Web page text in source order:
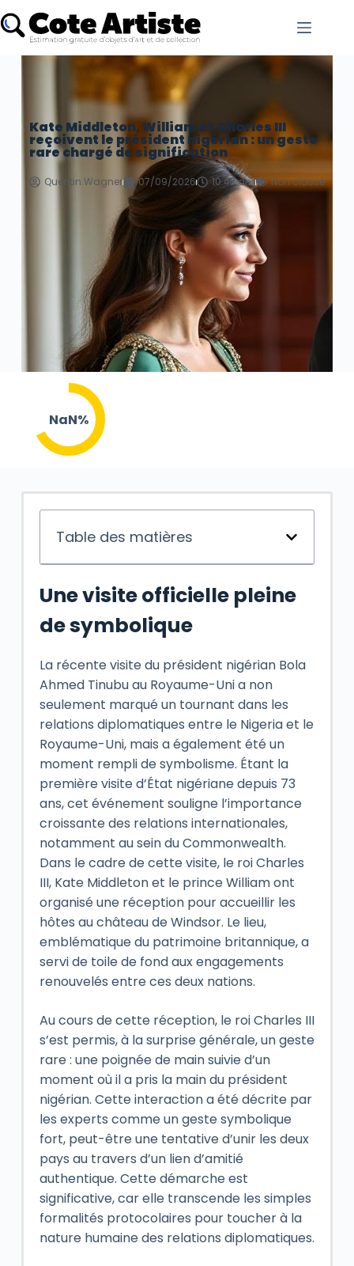
Kate Middleton, William et Charles III
reçoivent le président nigérian : un geste
rare chargé de signification
Quentin.Wagner 07/09/2026 10:43 am Non classé
NaN%
Table des matières
Une visite officielle pleine
de symbolique
La récente visite du président nigérian Bola
Ahmed Tinubu au Royaume-Uni a non
seulement marqué un tournant dans les
relations diplomatiques entre le Nigeria et le
Royaume-Uni, mais a également été un
moment rempli de symbolisme. Étant la
première visite d’État nigériane depuis 73
ans, cet événement souligne l’importance
croissante des relations internationales,
notamment au sein du Commonwealth.
Dans le cadre de cette visite, le roi Charles
III, Kate Middleton et le prince William ont
organisé une réception pour accueillir les
hôtes au château de Windsor. Le lieu,
emblématique du patrimoine britannique, a
servi de toile de fond aux engagements
renouvelés entre ces deux nations.
Au cours de cette réception, le roi Charles III
s’est permis, à la surprise générale, un geste
rare : une poignée de main suivie d’un
moment où il a pris la main du président
nigérian. Cette interaction a été décrite par
les experts comme un geste symbolique
fort, peut-être une tentative d’unir les deux
pays au travers d’un lien d’amitié
authentique. Cette démarche est
significative, car elle transcende les simples
formalités protocolaires pour toucher à la
nature humaine des relations diplomatiques.